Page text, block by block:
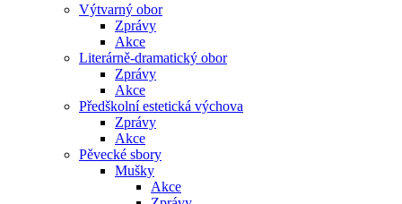
Výtvarný obor
Zprávy
Akce
Literárně-dramatický obor
Zprávy
Akce
Předškolní estetická výchova
Zprávy
Akce
Pěvecké sbory
Mušky
Akce